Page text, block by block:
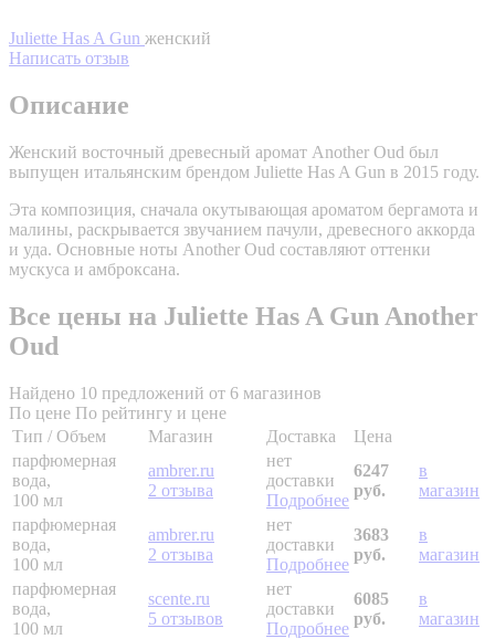
Juliette Has A Gun женский
Написать отзыв
Описание
Женский восточный древесный аромат Another Oud был
выпущен итальянским брендом Juliette Has A Gun в 2015 году.
Эта композиция, сначала окутывающая ароматом бергамота и
малины, раскрывается звучанием пачули, древесного аккорда
и уда. Основные ноты Another Oud составляют оттенки
мускуса и амброксана.
Все цены на Juliette Has A Gun Another
Oud
Найдено 10 предложений от 6 магазинов
По цене По рейтингу и цене
Тип / Объем
Магазин Доставка
Цена
парфюмерная
вода,
100 мл
ambrer.ru
2 отзыва
нет
доставки
Подробнее
6247
руб.
в
магазин
парфюмерная
вода,
100 мл
ambrer.ru
2 отзыва
нет
доставки
Подробнее
3683
руб.
в
магазин
парфюмерная
вода,
100 мл
scente.ru
5 отзывов
нет
доставки
Подробнее
6085
руб.
в
магазин